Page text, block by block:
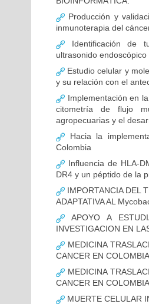
Producción y
inmunoterapia del
Identificación de
ultrasonido endoscópico
Estudio celular y
y su relación con el
Implementación en
citometría de flujo
agropecuarias y el
Hacia la
Colombia
Influencia de HLA-
DR4 y un péptido de la
IMPORTANCIA DEL
ADAPTATIVA AL
APOYO A
INVESTIGACION EN
MEDICINA
CANCER EN COLOMBIA
MEDICINA
CANCER EN COLOMBIA
MUERTE CELULAR